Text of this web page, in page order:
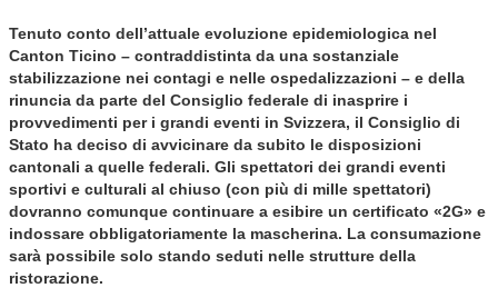
Tenuto conto dell’attuale evoluzione epidemiologica nel
Canton Ticino – contraddistinta da una sostanziale
stabilizzazione nei contagi e nelle ospedalizzazioni – e della
rinuncia da parte del Consiglio federale di inasprire i
provvedimenti per i grandi eventi in Svizzera, il Consiglio di
Stato ha deciso di avvicinare da subito le disposizioni
cantonali a quelle federali. Gli spettatori dei grandi eventi
sportivi e culturali al chiuso (con più di mille spettatori)
dovranno comunque continuare a esibire un certificato «2G» e
indossare obbligatoriamente la mascherina. La consumazione
sarà possibile solo stando seduti nelle strutture della
ristorazione.